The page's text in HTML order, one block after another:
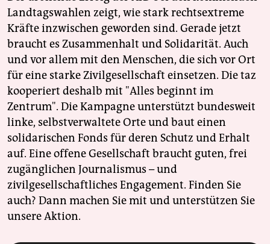
Landtagswahlen zeigt, wie stark rechtsextreme
Kräfte inzwischen geworden sind. Gerade jetzt
braucht es Zusammenhalt und Solidarität. Auch
und vor allem mit den Menschen, die sich vor Ort
für eine starke Zivilgesellschaft einsetzen. Die taz
kooperiert deshalb mit "Alles beginnt im
Zentrum". Die Kampagne unterstützt bundesweit
linke, selbstverwaltete Orte und baut einen
solidarischen Fonds für deren Schutz und Erhalt
auf. Eine offene Gesellschaft braucht guten, frei
zugänglichen Journalismus – und
zivilgesellschaftliches Engagement. Finden Sie
auch? Dann machen Sie mit und unterstützen Sie
unsere Aktion.